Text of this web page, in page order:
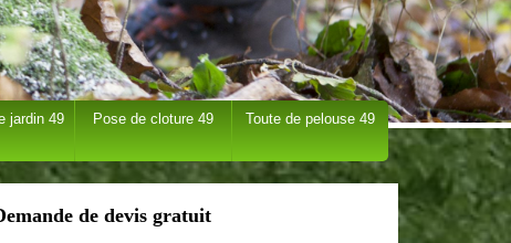
jardin 49 Pose de cloture 49 Toute de pelouse 49
de devis gratuit